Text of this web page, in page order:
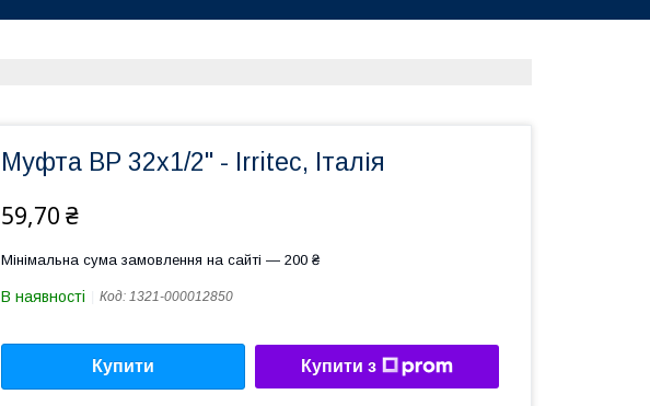
Муфта ВР 32х1/2" - Irritec, Італія
59,70 ₴
Мінімальна сума замовлення на сайті — 200 ₴
В наявності Код: 1321-000012850
Купити Купити з